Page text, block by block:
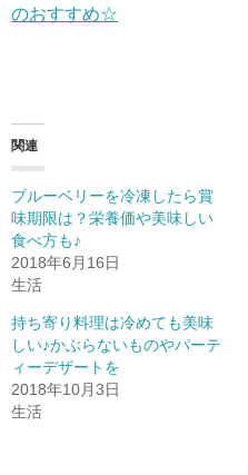
のおすすめ☆
関連
ブルーベリーを冷凍したら賞
味期限は？栄養価や美味しい
食べ方も♪
2018年6月16日
生活
持ち寄り料理は冷めても美味
しい♪かぶらないものやパーテ
ィーデザートを
2018年10月3日
生活